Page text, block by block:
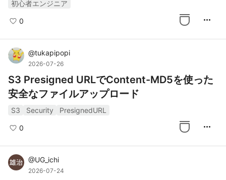
初心者エンジニア
0 more_horiz
@tukapipopi
2026-07-26
S3 Presigned URLでContent-MD5を使った
安全なファイルアップロード
S3 Security PresignedURL
0 more_horiz
@UG_ichi
2026-07-24